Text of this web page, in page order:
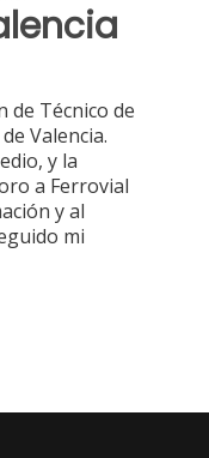
de Técnico de
Valencia.
y la
a Ferrovial
y al
mi